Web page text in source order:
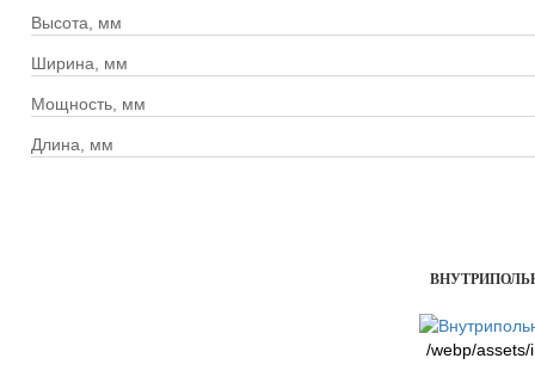
Высота, мм
Ширина, мм
Мощность, мм
Длина, мм
/webp/